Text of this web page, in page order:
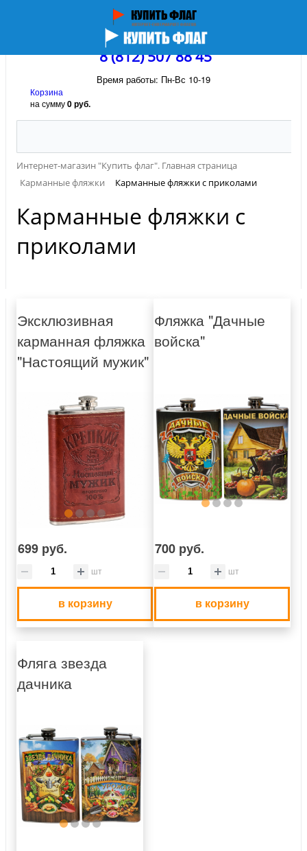
8 (812) 507 88 45
Время работы: Пн-Вс 10-19
Корзина
на сумму0 руб.
Интернет-магазин "Купить флаг". Главная страница
Карманные фляжки
Карманные фляжки с приколами
Карманные фляжки с
приколами
Эксклюзивная
карманная фляжка
"Настоящий мужик"
699 руб.
шт
в корзину
Фляжка "Дачные
войска"
700 руб.
шт
в корзину
Фляга звезда
дачника